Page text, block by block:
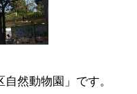
然動物園」です。